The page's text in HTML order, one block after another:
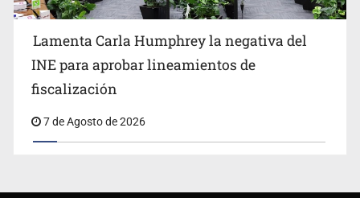
Lamenta Carla Humphrey la negativa del
INE para aprobar lineamientos de
fiscalización
7 de Agosto de 2026